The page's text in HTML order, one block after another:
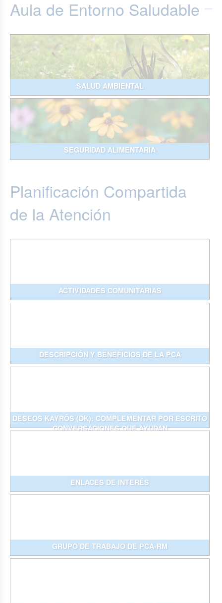
Aula de Entorno Saludable
SALUD AMBIENTAL
SEGURIDAD ALIMENTARIA
Planificación Compartida
de la Atención
ACTIVIDADES COMUNITARIAS
DESCRIPCIÓN Y BENEFICIOS DE LA PCA
DESEOS KAYRÓS (DK): COMPLEMENTAR POR ESCRITO
CONVERSACIONES QUE AYUDAN
ENLACES DE INTERÉS
GRUPO DE TRABAJO DE PCA-RM